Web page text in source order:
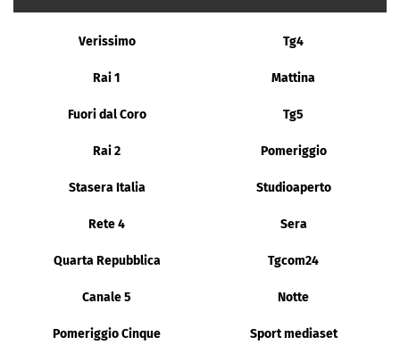
Verissimo Tg4
Rai 1 Mattina
Fuori dal Coro Tg5
Rai 2 Pomeriggio
Stasera Italia Studioaperto
Rete 4 Sera
Quarta Repubblica Tgcom24
Canale 5 Notte
Pomeriggio Cinque Sport mediaset